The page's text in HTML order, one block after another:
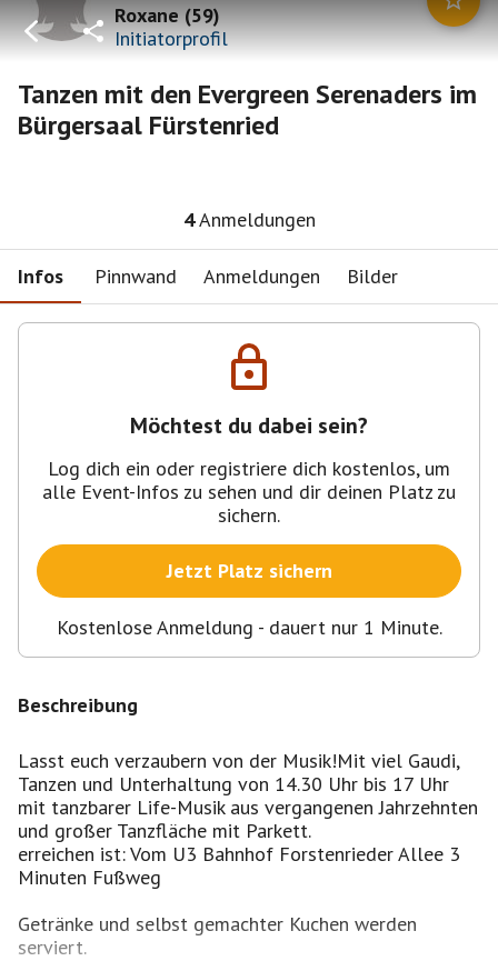
Roxane(59)
Initiatorprofil
Tanzen mit den Evergreen Serenaders im
Bürgersaal Fürstenried
4Anmeldungen
Infos Pinnwand Anmeldungen Bilder
Möchtest du dabei sein?
Log dich ein oder registriere dich kostenlos, um
alle Event-Infos zu sehen und dir deinen Platz zu
sichern.
Jetzt Platz sichern
Kostenlose Anmeldung - dauert nur 1 Minute.
Beschreibung
Lasst euch verzaubern von der Musik!Mit viel Gaudi,
Tanzen und Unterhaltung von 14.30 Uhr bis 17 Uhr
mit tanzbarer Life-Musik aus vergangenen Jahrzehnten
und großer Tanzfläche mit Parkett.
erreichen ist: Vom U3 Bahnhof Forstenrieder Allee 3
Minuten Fußweg
Getränke und selbst gemachter Kuchen werden
serviert.